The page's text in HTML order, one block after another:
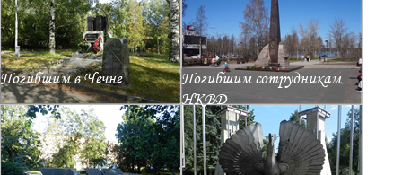
Погибшим в Чечне
Погибшим сотрудникам
НКВД